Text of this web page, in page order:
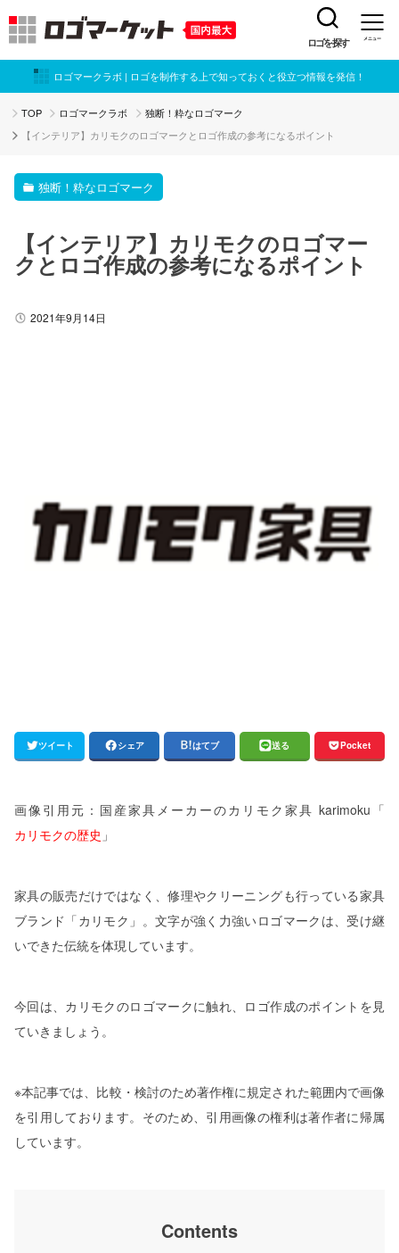
ロゴを探す メニュー
ロゴマークラボ | ロゴを制作する上で知っておくと役立つ情報を発信！
TOP ロゴマークラボ 独断！粋なロゴマーク
【インテリア】カリモクのロゴマークとロゴ作成の参考になるポイント
独断！粋なロゴマーク
【インテリア】カリモクのロゴマー
クとロゴ作成の参考になるポイント
2021年9月14日
ツイート シェア はてブ 送る Pocket
画像引用元：国産家具メーカーのカリモク家具 karimoku「
カリモクの歴史 」
家具の販売だけではなく、修理やクリーニングも行っている家具
ブランド「カリモク」。文字が強く力強いロゴマークは、受け継
いできた伝統を体現しています。
今回は、カリモクのロゴマークに触れ、ロゴ作成のポイントを見
ていきましょう。
※本記事では、比較・検討のため著作権に規定された範囲内で画像
を引用しております。そのため、引用画像の権利は著作者に帰属
しています。
Contents